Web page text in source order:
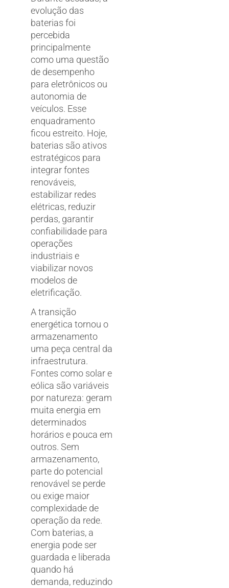
evolução das
baterias foi
percebida
principalmente
como uma questão
de desempenho
para eletrônicos ou
autonomia de
veículos. Esse
enquadramento
ficou estreito. Hoje,
baterias são ativos
estratégicos para
integrar fontes
renováveis,
estabilizar redes
elétricas, reduzir
perdas, garantir
confiabilidade para
operações
industriais e
viabilizar novos
modelos de
eletrificação.
A transição
energética tornou o
armazenamento
uma peça central da
infraestrutura.
Fontes como solar e
eólica são variáveis
por natureza: geram
muita energia em
determinados
horários e pouca em
outros. Sem
armazenamento,
parte do potencial
renovável se perde
ou exige maior
complexidade de
operação da rede.
Com baterias, a
energia pode ser
guardada e liberada
quando há
demanda, reduzindo